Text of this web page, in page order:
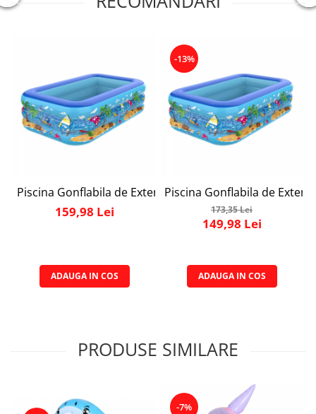
Piscina Gonflabila de Exterior/ Gradina Simply Joy, 180
159,98 Lei
ADAUGA IN COS
-13%
Piscina Gonflabila de
173,35 Lei
149,98 Lei
ADAUGA IN COS
PRODUSE SIMILARE
-7%